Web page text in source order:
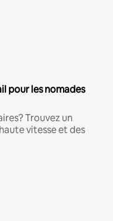
pour les nomades
Trouvez un
vitesse et des